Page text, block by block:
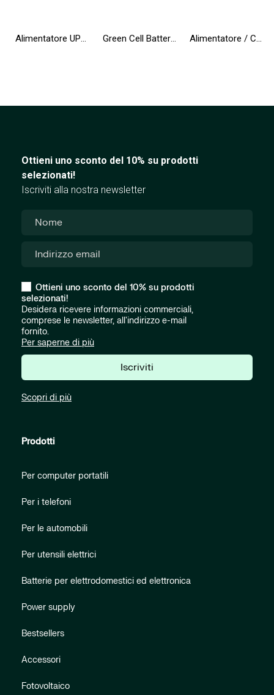
Alimentatore UPS Greencell 2000VA 1200W PowerProof con display LCD Green Cell Batteria A1496 A1405 A1377 per Apple MacBook Air 13 A1466 A1369 (2010, 2011, 2012, 2013, 2014, 2015, 2017) Alimentatore / Caricatore Green Cell PRO 19.5V 3.33A 65W per HP 250 G2 G3 G4 G5 15-R 15-R100NW 15-R101NW 15-R104NW 15-R233NW
Ottieni uno sconto del 10% su prodotti
selezionati!
Iscriviti alla nostra newsletter
Ottieni uno sconto del 10% su prodotti
selezionati!
Desidera ricevere informazioni commerciali,
comprese le newsletter, all'indirizzo e-mail
fornito.
Per saperne di più
Iscriviti
Scopri di più
Prodotti
Per computer portatili
Per i telefoni
Per le automobili
Per utensili elettrici
Batterie per elettrodomestici ed elettronica
Power supply
Bestsellers
Accessori
Fotovoltaico